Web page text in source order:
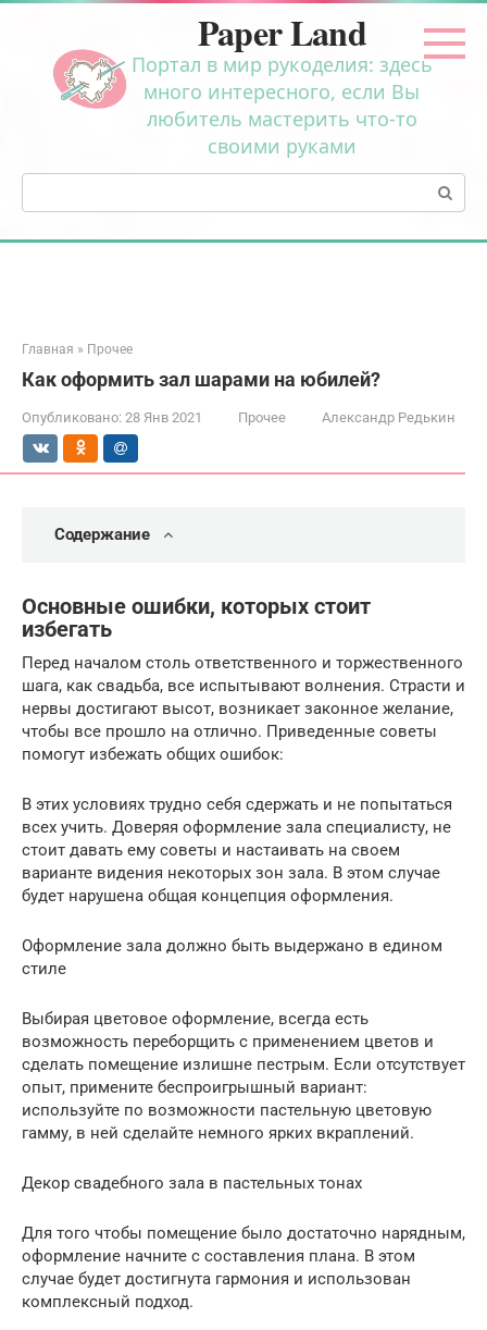
Перейти
контенту
Paper Land
Портал в мир рукоделия: здесь
много интересного, если Вы
любитель мастерить что-то
своими руками
Поиск:
Главная » Прочее
Как оформить зал шарами на юбилей?
Опубликовано: 28 Янв 2021 Прочее Александр Редькин
Содержание
Основные ошибки, которых стоит
избегать
Перед началом столь ответственного и торжественного
шага, как свадьба, все испытывают волнения. Страсти и
нервы достигают высот, возникает законное желание,
чтобы все прошло на отлично. Приведенные советы
помогут избежать общих ошибок:
В этих условиях трудно себя сдержать и не попытаться
всех учить. Доверяя оформление зала специалисту, не
стоит давать ему советы и настаивать на своем
варианте видения некоторых зон зала. В этом случае
будет нарушена общая концепция оформления.
Оформление зала должно быть выдержано в едином
стиле
Выбирая цветовое оформление, всегда есть
возможность переборщить с применением цветов и
сделать помещение излишне пестрым. Если отсутствует
опыт, примените беспроигрышный вариант:
используйте по возможности пастельную цветовую
гамму, в ней сделайте немного ярких вкраплений.
Декор свадебного зала в пастельных тонах
Для того чтобы помещение было достаточно нарядным,
оформление начните с составления плана. В этом
случае будет достигнута гармония и использован
комплексный подход.